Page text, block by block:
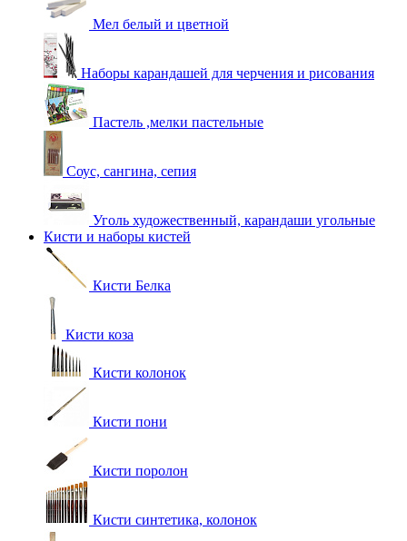
Мел белый и цветной
Наборы карандашей для черчения и рисования
Пастель ,мелки пастельные
Соус, сангина, сепия
Уголь художественный, карандаши угольные
Кисти и наборы кистей
Кисти Белка
Кисти коза
Кисти колонок
Кисти пони
Кисти поролон
Кисти синтетика, колонок